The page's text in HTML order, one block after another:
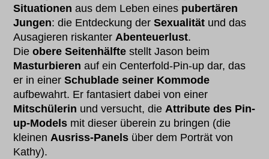
Situationen aus dem Leben eines pubertären
Jungen: die Entdeckung derSexualität und das
Ausagieren riskanterAbenteuerlust.
Dieobere Seitenhälfte stellt Jason beim
Masturbieren auf ein Centerfold-Pin-up dar, das
er in einerSchublade seiner Kommode
aufbewahrt. Er fantasiert dabei von einer
Mitschülerin und versucht, dieAttribute des Pin-
up-Models mit dieser überein zu bringen (die
kleinenAusriss-Panels über dem Porträt von
Kathy).